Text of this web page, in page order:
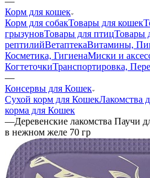
Корм для кошек
Корм для собакТовары для кошек
грызуновТовары для птицТовары
рептилийВетаптекаВитамины,
Косметика, ГигиенаМиски и
КогтеточкиТранспортировка,
—
Консервы для Кошек
Сухой корм для КошекЛакомства
корма для Кошек
—Деревенские лакомства Паучи
в нежном желе 70 гр